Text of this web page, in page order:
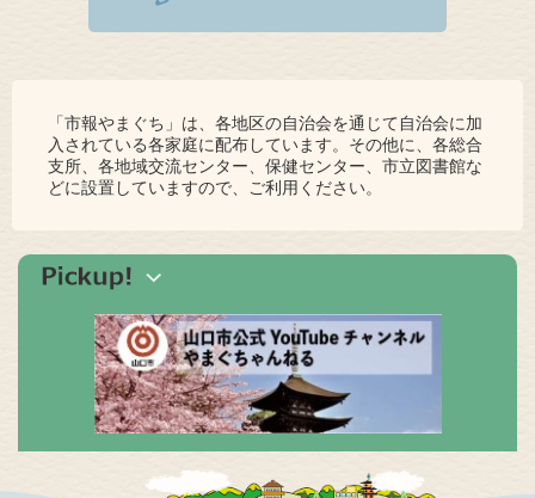
「市報やまぐち」は、各地区の自治会を通じて自治会に加
入されている各家庭に配布しています。その他に、各総合
支所、各地域交流センター、保健センター、市立図書館な
どに設置していますので、ご利用ください。